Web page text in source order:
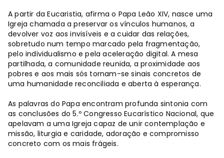
A partir da Eucaristia, afirma o Papa Leão XIV, nasce uma
Igreja chamada a preservar os vínculos humanos, a
devolver voz aos invisíveis e a cuidar das relações,
sobretudo num tempo marcado pela fragmentação,
pelo individualismo e pela aceleração digital. A mesa
partilhada, a comunidade reunida, a proximidade aos
pobres e aos mais sós tornam-se sinais concretos de
uma humanidade reconciliada e aberta à esperança.
As palavras do Papa encontram profunda sintonia com
as conclusões do 5.º Congresso Eucarístico Nacional, que
apelavam a uma Igreja capaz de unir contemplação e
missão, liturgia e caridade, adoração e compromisso
concreto com os mais frágeis.